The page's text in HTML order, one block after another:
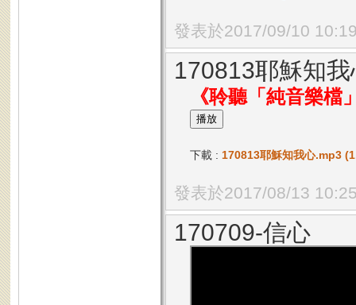
發表於2017/09/10
170813耶穌知我
《聆聽「純音樂檔
下載 : 170813耶穌知我心.mp3
發表於2017/08/13
170709-信心